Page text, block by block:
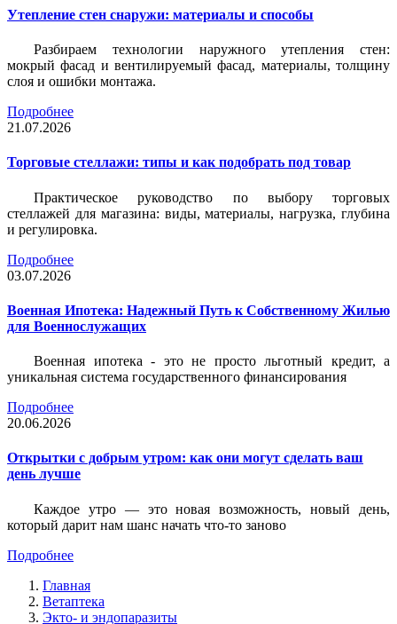
Утепление стен снаружи: материалы и способы
Разбираем технологии наружного утепления стен:
мокрый фасад и вентилируемый фасад, материалы, толщину
слоя и ошибки монтажа.
Подробнее
21.07.2026
Торговые стеллажи: типы и как подобрать под товар
Практическое руководство по выбору торговых
стеллажей для магазина: виды, материалы, нагрузка, глубина
и регулировка.
Подробнее
03.07.2026
Военная Ипотека: Надежный Путь к Собственному Жилью
для Военнослужащих
Военная ипотека - это не просто льготный кредит, а
уникальная система государственного финансирования
Подробнее
20.06.2026
Открытки с добрым утром: как они могут сделать ваш
день лучше
Каждое утро — это новая возможность, новый день,
который дарит нам шанс начать что-то заново
Подробнее
Главная
Ветаптека
Экто- и эндопаразиты